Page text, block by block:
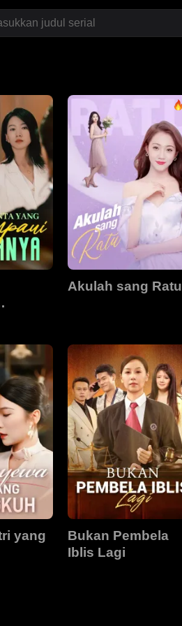
Akulah sang Ratu
yang
Bukan Pembela
Iblis Lagi